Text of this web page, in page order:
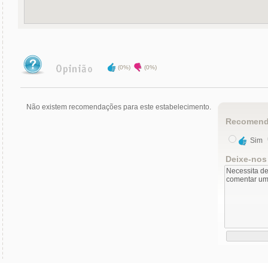
(0%) (0%)
Não existem recomendações para este estabelecimento.
Sim
Deixe-